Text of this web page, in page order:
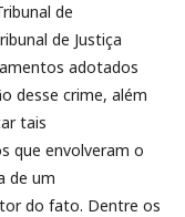
de
de Justiça
adotados
desse crime, além
tais
que envolveram o
de um
do fato. Dentre os